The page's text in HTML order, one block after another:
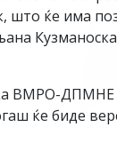
што ќе има
ВМРО-ДПМНЕ
ќе биде